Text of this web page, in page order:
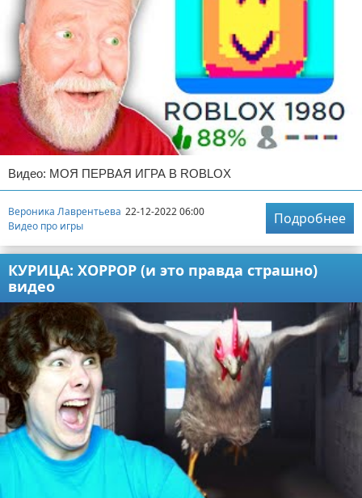
Видео: МОЯ ПЕРВАЯ ИГРА В ROBLOX
Вероника Лаврентьева 22-12-2022 06:00
Видео про игры
Подробнее
КУРИЦА: ХОРРОР (и это правда страшно)
видео